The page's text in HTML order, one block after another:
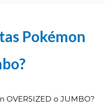
Pokémon
OVERSIZED o JUMBO?